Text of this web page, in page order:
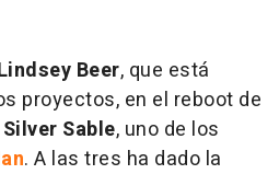
Beer, que está
proyectos, en el reboot de
Silver Sable, uno de los
. A las tres ha dado la